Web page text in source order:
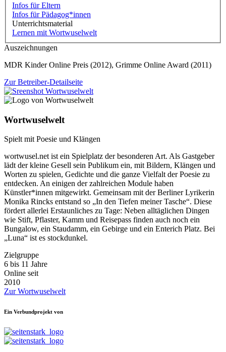
Infos für Eltern
Infos für Pädagog*innen
Unterrichtsmaterial
Lernen mit Wortwuselwelt
Auszeichnungen
MDR Kinder Online Preis (2012), Grimme Online Award (2011)
Zur Betreiber-Detailseite
Wortwuselwelt
Spielt mit Poesie und Klängen
wortwusel.net ist ein Spielplatz der besonderen Art. Als Gastgeber
lädt der kleine Gesell sein Publikum ein, mit Bildern, Klängen und
Worten zu spielen, Gedichte und die ganze Vielfalt der Poesie zu
entdecken. An einigen der zahlreichen Module haben
Künstler*innen mitgewirkt. Gemeinsam mit der Berliner Lyrikerin
Monika Rincks entstand so „In den Tiefen meiner Tasche“. Diese
fördert allerlei Erstaunliches zu Tage: Neben alltäglichen Dingen
wie Stift, Pflaster, Kamm und Reisepass finden auch noch ein
Bungalow, ein Staudamm, ein Gebirge und ein Enterich Platz. Bei
„Luna“ ist es stockdunkel.
Zielgruppe
6 bis 11 Jahre
Online seit
2010
Zur Wortwuselwelt
Ein Verbundprojekt von